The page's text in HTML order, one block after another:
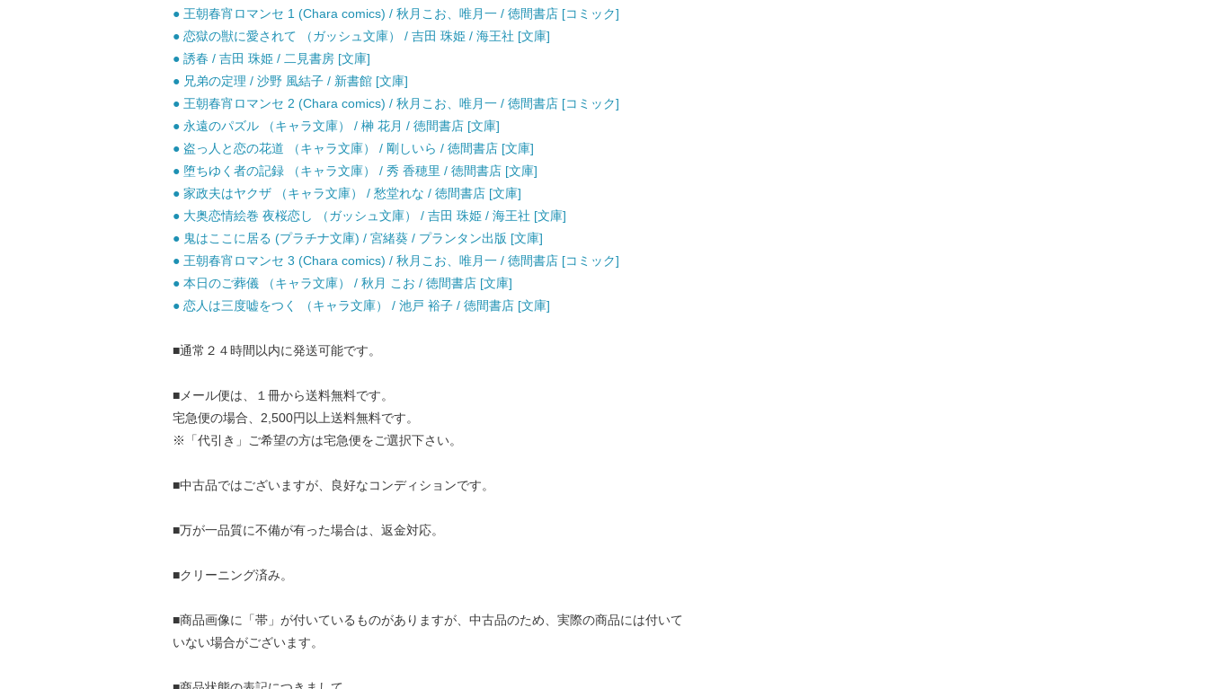
● 王朝春宵ロマンセ 1 (Chara comics) / 秋月こお、唯月一 / 徳間書店 [コミック]
● 恋獄の獣に愛されて （ガッシュ文庫） / 吉田 珠姫 / 海王社 [文庫]
● 誘春 / 吉田 珠姫 / 二見書房 [文庫]
● 兄弟の定理 / 沙野 風結子 / 新書館 [文庫]
● 王朝春宵ロマンセ 2 (Chara comics) / 秋月こお、唯月一 / 徳間書店 [コミック]
● 永遠のパズル （キャラ文庫） / 榊 花月 / 徳間書店 [文庫]
● 盗っ人と恋の花道 （キャラ文庫） / 剛しいら / 徳間書店 [文庫]
● 堕ちゆく者の記録 （キャラ文庫） / 秀 香穂里 / 徳間書店 [文庫]
● 家政夫はヤクザ （キャラ文庫） / 愁堂れな / 徳間書店 [文庫]
● 大奥恋情絵巻 夜桜恋し （ガッシュ文庫） / 吉田 珠姫 / 海王社 [文庫]
● 鬼はここに居る (プラチナ文庫) / 宮緒葵 / プランタン出版 [文庫]
● 王朝春宵ロマンセ 3 (Chara comics) / 秋月こお、唯月一 / 徳間書店 [コミック]
● 本日のご葬儀 （キャラ文庫） / 秋月 こお / 徳間書店 [文庫]
● 恋人は三度嘘をつく （キャラ文庫） / 池戸 裕子 / 徳間書店 [文庫]
■通常２４時間以内に発送可能です。
■メール便は、１冊から送料無料です。
宅急便の場合、2,500円以上送料無料です。
※「代引き」ご希望の方は宅急便をご選択下さい。
■中古品ではございますが、良好なコンディションです。
■万が一品質に不備が有った場合は、返金対応。
■クリーニング済み。
■商品画像に「帯」が付いているものがありますが、中古品のため、実際の商品には付いて
いない場合がございます。